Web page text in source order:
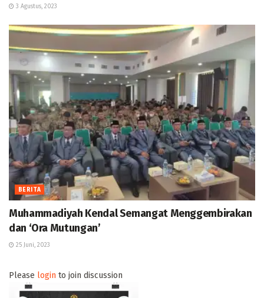
3 Agustus, 2023
BERITA
Muhammadiyah Kendal Semangat Menggembirakan
dan ‘Ora Mutungan’
25 Juni, 2023
Please login to join discussion